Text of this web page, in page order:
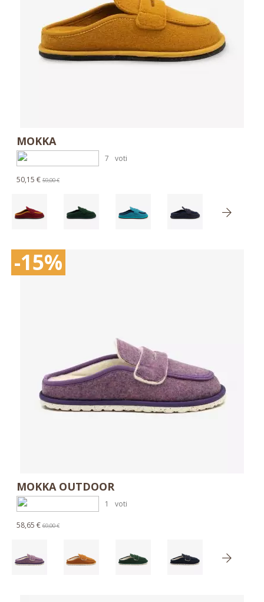
MOKKA
7 voti
50,15 €59,00 €
-15%
MOKKA OUTDOOR
1 voti
58,65 €69,00 €